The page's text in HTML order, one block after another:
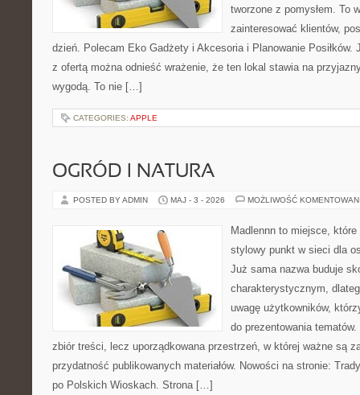
tworzone z pomysłem. To
zainteresować klientów,
dzień. Polecam Eko Gadżety i Akcesoria i Planowanie Posiłków.
z ofertą można odnieść wrażenie, że ten lokal stawia na
wygodą. To nie […]
CATEGORIES: APPLE
OGRÓD I NATURA
POSTED BY ADMIN MAJ - 3 - 2026 MOŻLIWOŚĆ
Madlennn to miejsce,
stylowy punkt w sieci dla
Już sama nazwa buduje
charakterystycznym,
uwagę użytkowników,
do prezentowania
zbiór treści, lecz uporządkowana przestrzeń, w której ważne są
przydatność publikowanych materiałów. Nowości na stronie:
po Polskich Wioskach. Strona […]